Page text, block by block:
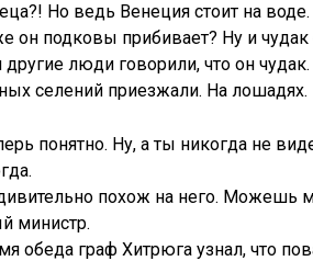
Но ведь Венеция стоит на
он подковы прибивает? Ну и чудак
другие люди говорили, что он
селений приезжали. На лошадях.
понятно. Ну, а ты никогда не
похож на него. Можешь
министр.
обеда граф Хитрюга узнал, что